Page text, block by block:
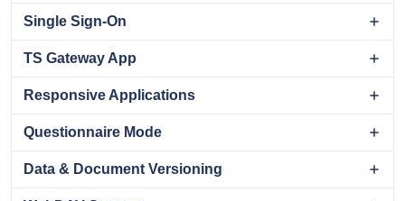
Single Sign-On
TS Gateway App
Responsive Applications
Questionnaire Mode
Data & Document Versioning